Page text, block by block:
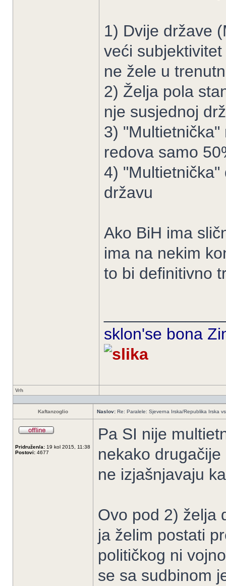
1) Dvije države
veći
ne žele u
2) Želja pola
nje susjednoj
3)
redova samo
4)
državu
Ako BiH ima
ima na nekim
to bi definitivno
sklon'se bona
Vrh
Kaftanzoglio Naslov: Re: Paralele: Sjeverna Irska/Republika Irska
Pridružen/a: 19 kol 2015, 11:38
Postovi: 4677
Pa SI nije
nekako
ne izjašnjavaju
Ovo pod 2) želja
ja želim postati
političkog ni
se sa sudbinom